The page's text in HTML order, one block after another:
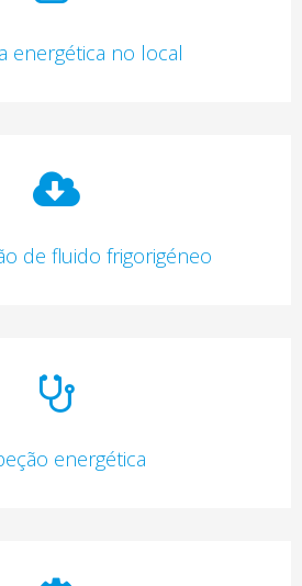
energética no local
de fluido frigorigéneo
energética